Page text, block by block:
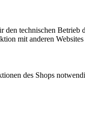
den technischen
mit anderen
des Shops